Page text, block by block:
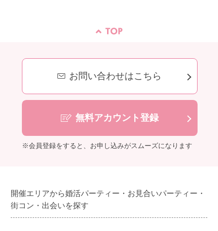
お問い合わせはこちら
無料アカウント登録
※会員登録をすると、お申し込みがスムーズになります
開催エリアから婚活パーティー・お見合いパーティー・
街コン・出会いを探す